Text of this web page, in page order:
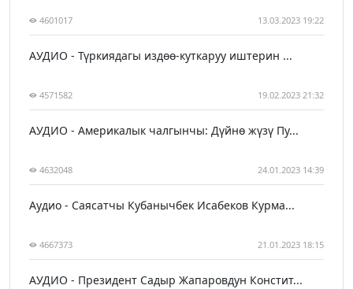
4601017 13.03.2023 19:22
АУДИО - Түркиядагы издөө-куткаруу иштерин ...
4571582 19.02.2023 21:32
АУДИО - Америкалык чалгынчы: Дүйнө жүзү Пу...
4632048 24.01.2023 14:39
Аудио - Саясатчы Кубанычбек Исабеков Курма...
4667373 21.01.2023 18:15
АУДИО - Президент Садыр Жапаровдун Констит...